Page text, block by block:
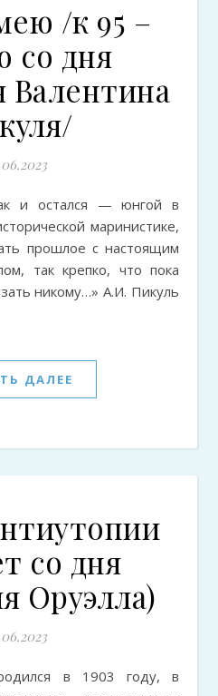
/к 95 –
со дня
Валентина
маринистике,
прошлое с настоящим
так крепко, что пока
никому…» А.И. Пикуль
ДАЛЕЕ
со дня
Оруэлла)